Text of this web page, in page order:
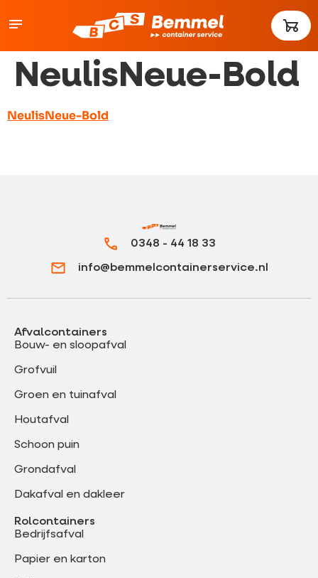
NeulisNeue-Bold
NeulisNeue-Bold
0348 - 44 18 33
info@bemmelcontainerservice.nl
Afvalcontainers
Bouw- en sloopafval
Grofvuil
Groen en tuinafval
Houtafval
Schoon puin
Grondafval
Dakafval en dakleer
Rolcontainers
Bedrijfsafval
Papier en karton